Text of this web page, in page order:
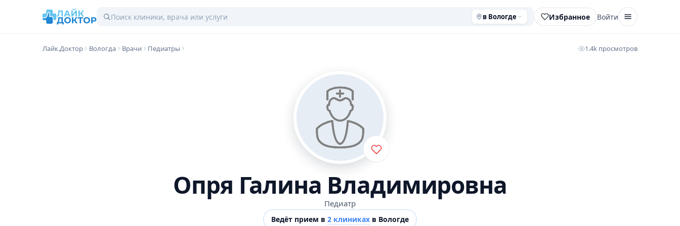
в Вологде Избранное Войти
Лайк.Доктор Вологда Врачи Педиатры 1.4k просмотров
Опря Галина Владимировна
Педиатр
Ведёт прием в 2 клиниках в Вологде